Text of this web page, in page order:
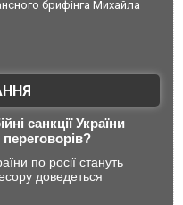
брифінга Михайла
санкції України
переговорів?
по росії стануть
доведеться